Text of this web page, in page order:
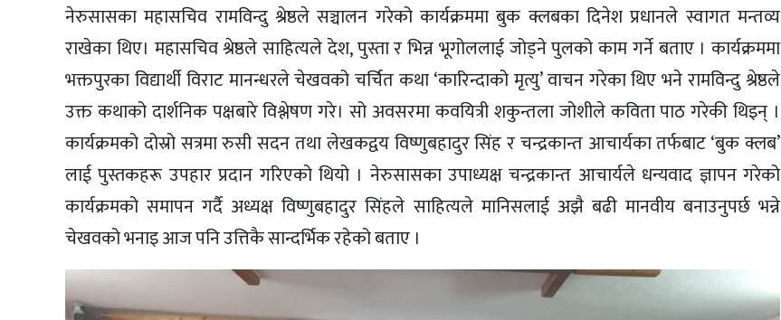
नेरुसासका महासचिव रामविन्दु श्रेष्ठले सञ्चालन गरेको कार्यक्रममा बुक क्लबका दिनेश प्रधानले स्वागत मन्तव्य
राखेका थिए। महासचिव श्रेष्ठले साहित्यले देश, पुस्ता र भिन्न भूगोललाई जोड्ने पुलको काम गर्ने बताए । कार्यक्रममा
भक्तपुरका विद्यार्थी विराट मानन्धरले चेखवको चर्चित कथा ‘कारिन्दाको मृत्यु’ वाचन गरेका थिए भने रामविन्दु श्रेष्ठले
उक्त कथाको दार्शनिक पक्षबारे विश्लेषण गरे। सो अवसरमा कवयित्री शकुन्तला जोशीले कविता पाठ गरेकी थिइन् ।
कार्यक्रमको दोस्रो सत्रमा रुसी सदन तथा लेखकद्वय विष्णुबहादुर सिंह र चन्द्रकान्त आचार्यका तर्फबाट ‘बुक क्लब’
लाई पुस्तकहरू उपहार प्रदान गरिएको थियो । नेरुसासका उपाध्यक्ष चन्द्रकान्त आचार्यले धन्यवाद ज्ञापन गरेको
कार्यक्रमको समापन गर्दै अध्यक्ष विष्णुबहादुर सिंहले साहित्यले मानिसलाई अझै बढी मानवीय बनाउनुपर्छ भन्ने
चेखवको भनाइ आज पनि उत्तिकै सान्दर्भिक रहेको बताए ।